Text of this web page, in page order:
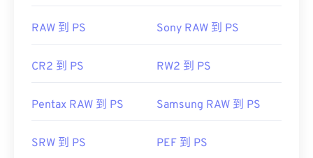
RAW 到 PS Sony RAW 到 PS
CR2 到 PS RW2 到 PS
Pentax RAW 到 PS Samsung RAW 到 PS
SRW 到 PS PEF 到 PS